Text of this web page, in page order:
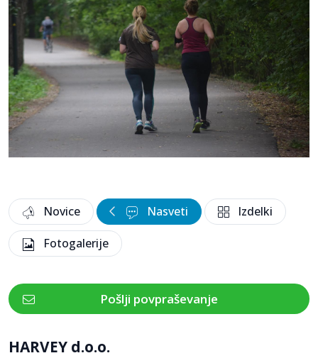
Novice Nasveti Izdelki
Fotogalerije
Pošlji povpraševanje
HARVEY d.o.o.